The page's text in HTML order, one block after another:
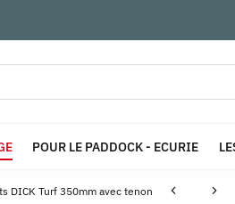
POUR LE PADDOCK - ECURIE
DICK Turf 350mm avec tenon